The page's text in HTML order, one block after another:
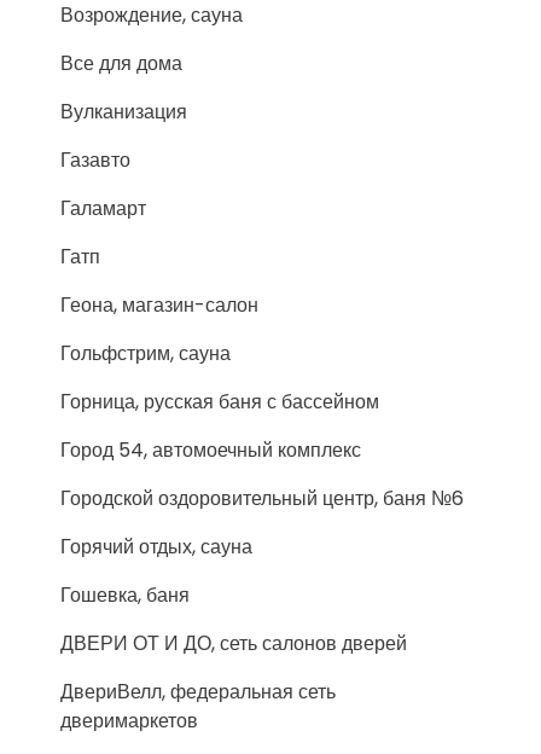
Возрождение, сауна
Все для дома
Вулканизация
Газавто
Галамарт
Гатп
Геона, магазин-салон
Гольфстрим, сауна
Горница, русская баня с бассейном
Город 54, автомоечный комплекс
Городской оздоровительный центр, баня №6
Горячий отдых, сауна
Гошевка, баня
ДВЕРИ ОТ И ДО, сеть салонов дверей
ДвериВелл, федеральная сеть
дверимаркетов